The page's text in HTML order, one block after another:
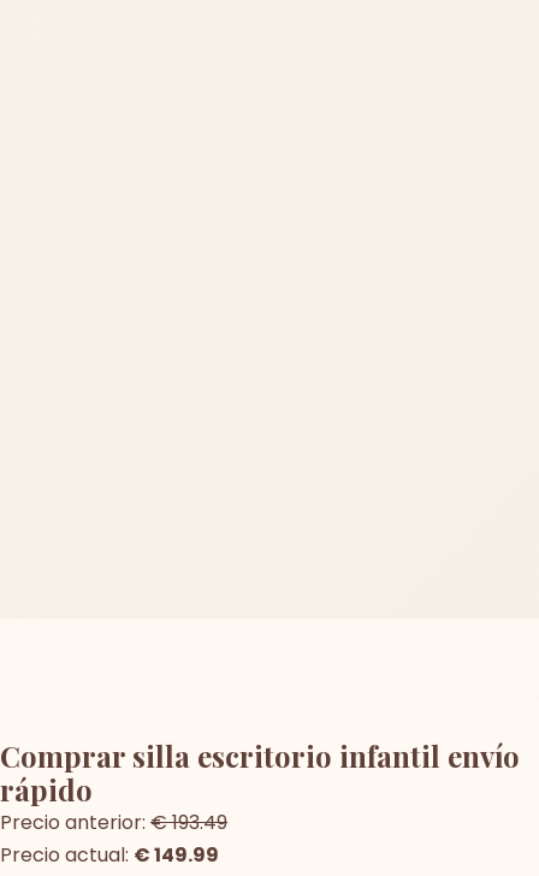
Comprar silla escritorio infantil envío
rápido
Precio anterior: € 193.49
Precio actual: € 149.99